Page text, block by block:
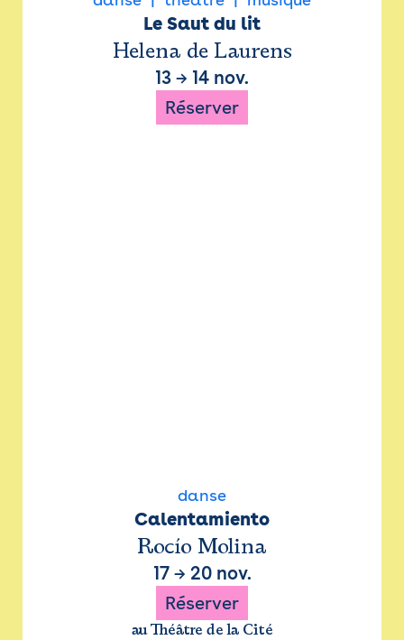
Le Saut du lit
Helena de Laurens
13 → 14 nov.
Réserver
danse
Calentamiento
Rocío Molina
17→ 20 nov.
Réserver
au Théâtre de la Cité